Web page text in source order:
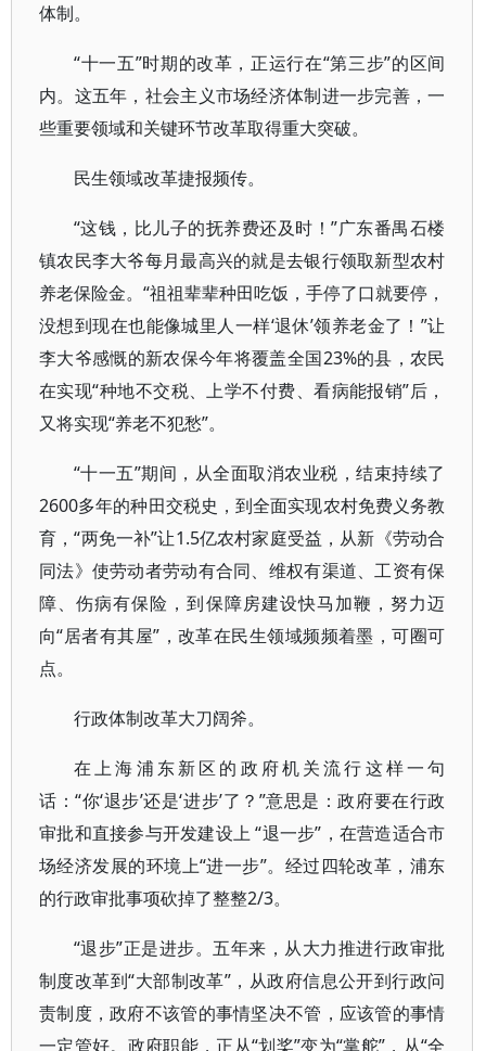
体制。
“十一五”时期的改革，正运行在“第三步”的区间
内。这五年，社会主义市场经济体制进一步完善，一
些重要领域和关键环节改革取得重大突破。
民生领域改革捷报频传。
“这钱，比儿子的抚养费还及时！”广东番禺石楼
镇农民李大爷每月最高兴的就是去银行领取新型农村
养老保险金。“祖祖辈辈种田吃饭，手停了口就要停，
没想到现在也能像城里人一样‘退休’领养老金了！”让
李大爷感慨的新农保今年将覆盖全国23%的县，农民
在实现“种地不交税、上学不付费、看病能报销”后，
又将实现“养老不犯愁”。
“十一五”期间，从全面取消农业税，结束持续了
2600多年的种田交税史，到全面实现农村免费义务教
育，“两免一补”让1.5亿农村家庭受益，从新《劳动合
同法》使劳动者劳动有合同、维权有渠道、工资有保
障、伤病有保险，到保障房建设快马加鞭，努力迈
向“居者有其屋”，改革在民生领域频频着墨，可圈可
点。
行政体制改革大刀阔斧。
在上海浦东新区的政府机关流行这样一句
话：“你‘退步’还是‘进步’了？”意思是：政府要在行政
审批和直接参与开发建设上 “退一步”，在营造适合市
场经济发展的环境上“进一步”。经过四轮改革，浦东
的行政审批事项砍掉了整整2/3。
“退步”正是进步。五年来，从大力推进行政审批
制度改革到“大部制改革”，从政府信息公开到行政问
责制度，政府不该管的事情坚决不管，应该管的事情
一定管好。政府职能，正从“划桨”变为“掌舵”，从“全